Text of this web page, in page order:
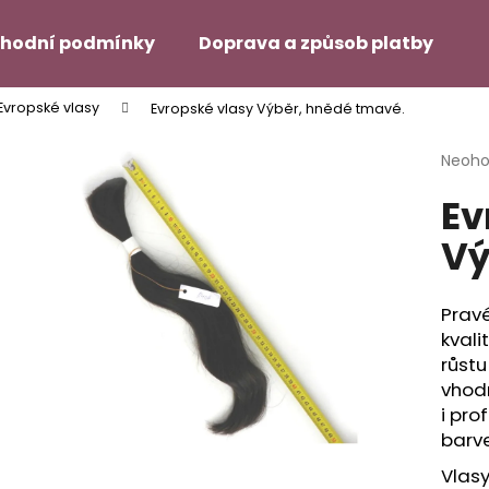
podmínky Doprava a způsob platby
vlasy Evropské vlasy Výběr, hnědé tmavé.
je
0,0
z
i
Co potřebujete najít?
Doporučujeme
DUO TAC –